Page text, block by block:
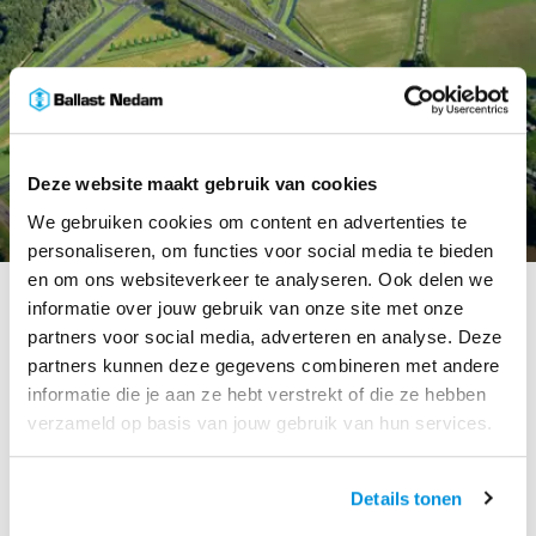
Deze website maakt gebruik van cookies
We gebruiken cookies om content en advertenties te
personaliseren, om functies voor social media te bieden
en om ons websiteverkeer te analyseren. Ook delen we
informatie over jouw gebruik van onze site met onze
partners voor social media, adverteren en analyse. Deze
partners kunnen deze gegevens combineren met andere
informatie die je aan ze hebt verstrekt of die ze hebben
verzameld op basis van jouw gebruik van hun services.
Details tonen
De A27 staat in de top 10 van meest overbelaste
snelwegen in Nederland, waar dagelijks meer dan
100.000 voertuigen rijden. Joint venture ALSÉÉN gaat
circa 40 kilometer van de bestaande A27 op het
Merwede- en Keizersveerbruggen vervangen en een